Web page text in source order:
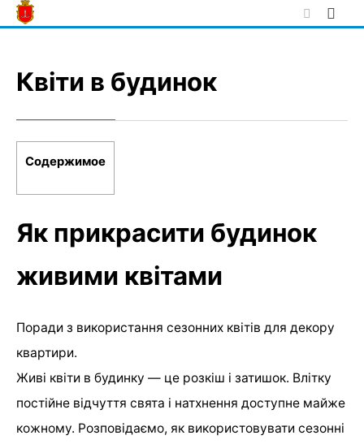
Skip
to
Квіти в будинок
Содержимое
Як прикрасити будинок
живими квітами
Поради з використання сезонних квітів для декору
квартири.
Живі квіти в будинку — це розкіш і затишок. Влітку
постійне відчуття свята і натхнення доступне майже
кожному. Розповідаємо, як використовувати сезонні